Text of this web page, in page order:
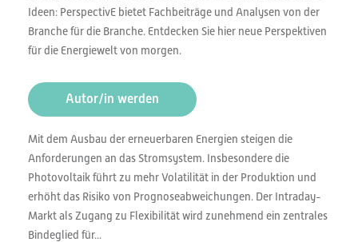
Ideen: PerspectivE bietet Fachbeiträge und Analysen von der
Branche für die Branche. Entdecken Sie hier neue Perspektiven
für die Energiewelt von morgen.
Autor/in werden
Mit dem Ausbau der erneuerbaren Energien steigen die
Anforderungen an das Stromsystem. Insbesondere die
Photovoltaik führt zu mehr Volatilität in der Produktion und
erhöht das Risiko von Prognoseabweichungen. Der Intraday-
Markt als Zugang zu Flexibilität wird zunehmend ein zentrales
Bindeglied für...